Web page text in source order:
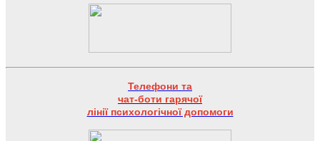
Телефони та
чат-боти гарячої
лінії психологічної допомоги